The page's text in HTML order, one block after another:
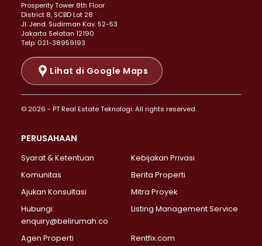
Properti Dijual di Menteng >
Properti Dijual di Senen >
Properti Dijual di Tanah Abang >
Properti Dijual di Cikini >
Properti Dijual di Kramat >
Properti Dijual di Pasar Baru >
Properti Dijual di Bendungan Hilir >
Properti Dijual di Jakarta Selatan >
Properti Dijual di Lebak Bulus >
Properti Dijual di Gandaria Selatan >
Properti Dijual di Pondok Labu >
Properti Dijual di Lenteng Agung >
Properti Dijual di Senayan >
Properti Dijual di Pondok Pinang >
Prosperity Tower 8th Floor
District 8, SCBD Lot 28
JI. Jend. Sudirman Kav. 52-53
Jakarta Selatan 12190
Telp: 021-38959193
Lihat di Google Maps
© 2026 - PT Real Estate Teknologi. All rights reserved.
PERUSAHAAN
Syarat & Ketentuan
Kebijakan Privasi
Komunitas
Berita Properti
Ajukan Konsultasi
Mitra Proyek
Hubungi:
enquiry@belirumah.co
Listing Management Service
Agen Properti Rentfix.com